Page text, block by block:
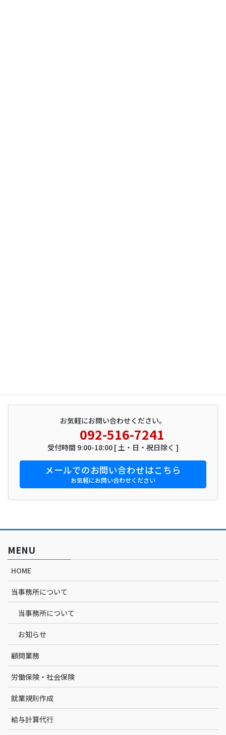
お気軽にお問い合わせください。
092-516-7241
受付時間 9:00-18:00 [ 土・日・祝日除く ]
メールでのお問い合わせはこちら
お気軽にお問い合わせください
MENU
HOME
当事務所について
当事務所について
お知らせ
顧問業務
労働保険・社会保険
就業規則作成
給与計算代行